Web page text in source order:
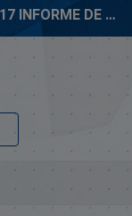
00245-2017 INFORME DE GESTIÓN 21